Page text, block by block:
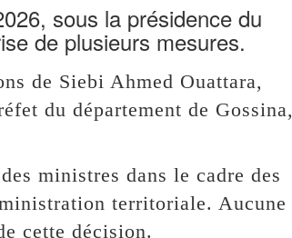
sous la présidence du
de plusieurs mesures.
de Siebi Ahmed Ouattara,
du département de Gossina,
ministres dans le cadre des
territoriale. Aucune
cette décision.